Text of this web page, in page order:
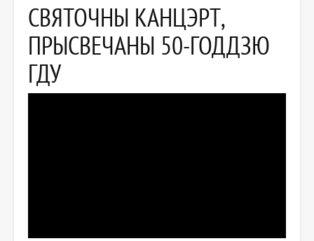
СВЯТОЧНЫ КАНЦЭРТ,
ПРЫСВЕЧАНЫ 50-ГОДДЗЮ
ГДУ